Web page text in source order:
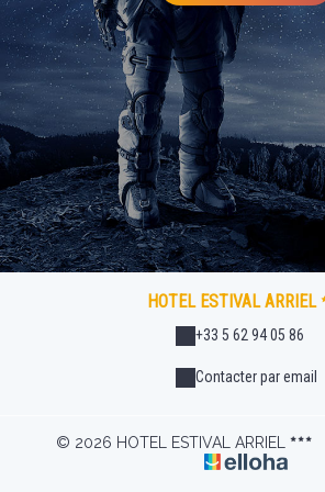
HOTEL ESTIVAL ARRIEL
+33 5 62 94 05 86
Contacter par email
© 2026 HOTEL ESTIVAL ARRIEL